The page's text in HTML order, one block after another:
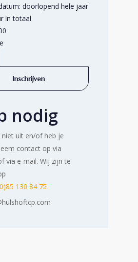
doorlopend hele jaar
in totaal
Inschrijven
nodig
niet uit en/of heb je
contact op via
via e-mail. Wij zijn te
130 84 75